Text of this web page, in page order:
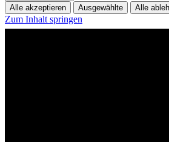
Alle akzeptieren
Ausgewählte Alle
Zum Inhalt springen